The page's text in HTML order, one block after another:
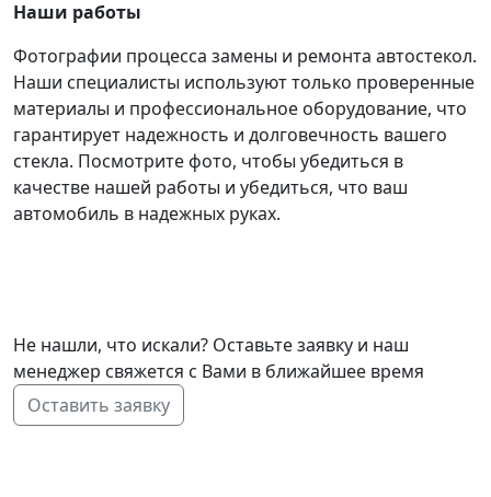
Наши работы
Фотографии процесса замены и ремонта автостекол.
Наши специалисты используют только проверенные
материалы и профессиональное оборудование, что
гарантирует надежность и долговечность вашего
стекла. Посмотрите фото, чтобы убедиться в
качестве нашей работы и убедиться, что ваш
автомобиль в надежных руках.
Не нашли, что искали? Оставьте заявку и наш
менеджер свяжется с Вами в ближайшее время
Оставить заявку